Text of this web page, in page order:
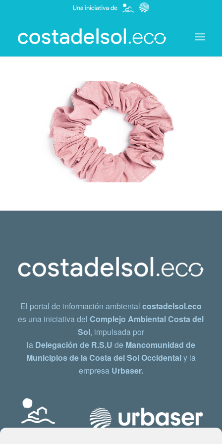
El portal de información ambiental costadelsol.eco
es una iniciativa delComplejo Ambiental Costa del
Sol, impulsada por
la Delegación de R.S.U de Mancomunidad de
Municipios de la Costa del Sol Occidentaly la
empresa Urbaser.